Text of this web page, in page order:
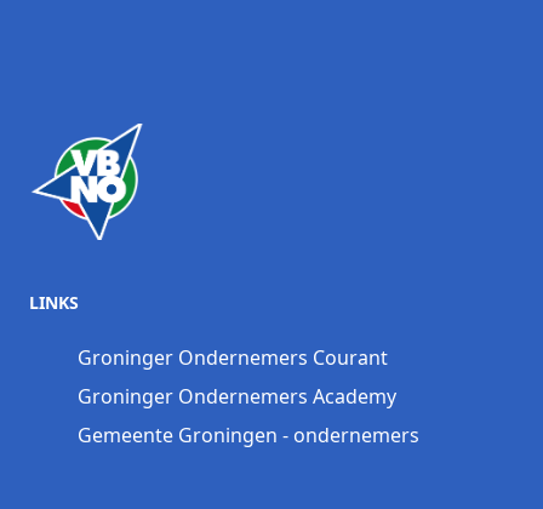
LINKS
Groninger Ondernemers Courant
Groninger Ondernemers Academy
Gemeente Groningen - ondernemers